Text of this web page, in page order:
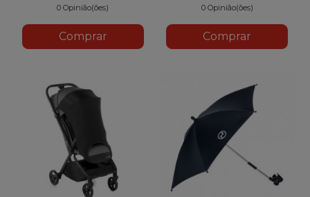
0 Opinião(ões)
Comprar
0 Opinião(ões)
Comprar